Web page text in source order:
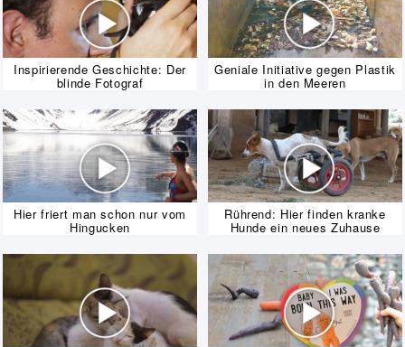
Inspirierende Geschichte: Der
blinde Fotograf
Geniale Initiative gegen Plastik
in den Meeren
Hier friert man schon nur vom
Hingucken
Rührend: Hier finden kranke
Hunde ein neues Zuhause